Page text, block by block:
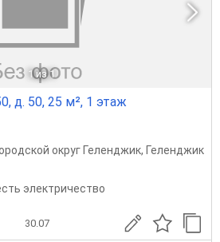
1 из 1
д. 50, 25 м², 1 этаж
округ Геленджик, Геленджик
электричество
30.07